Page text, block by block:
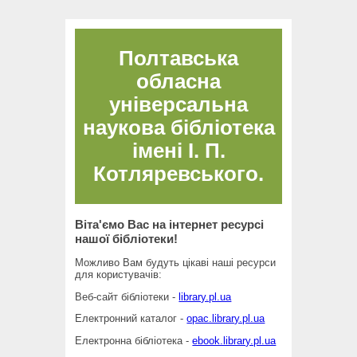
Полтавська
обласна
універсальна
наукова бібліотека
імені І. П.
Котляревського.
Віта'ємо Вас на інтернет ресурсі
нашої бібліотеки!
Можливо Вам будуть цікаві наші ресурси
для користувачів:
Веб-сайт бібліотеки -library.pl.ua
Електронний каталог -opac.library.pl.ua
Електронна бібліотека -ebook.library.pl.ua